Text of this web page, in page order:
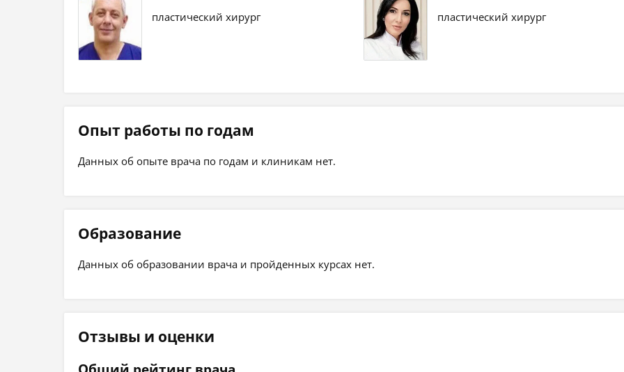
пластический хирург
пластический хирург
Опыт работы по годам
Данных об опыте врача по годам и клиникам нет.
Образование
Данных об образовании врача и пройденных курсах нет.
Отзывы и оценки